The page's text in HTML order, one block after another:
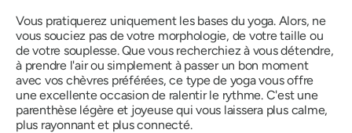
Vous pratiquerez uniquement les bases du yoga. Alors, ne
vous souciez pas de votre morphologie, de votre taille ou
de votre souplesse. Que vous recherchiez à vous détendre,
à prendre l'air ou simplement à passer un bon moment
avec vos chèvres préférées, ce type de yoga vous offre
une excellente occasion de ralentir le rythme. C'est une
parenthèse légère et joyeuse qui vous laissera plus calme,
plus rayonnant et plus connecté.